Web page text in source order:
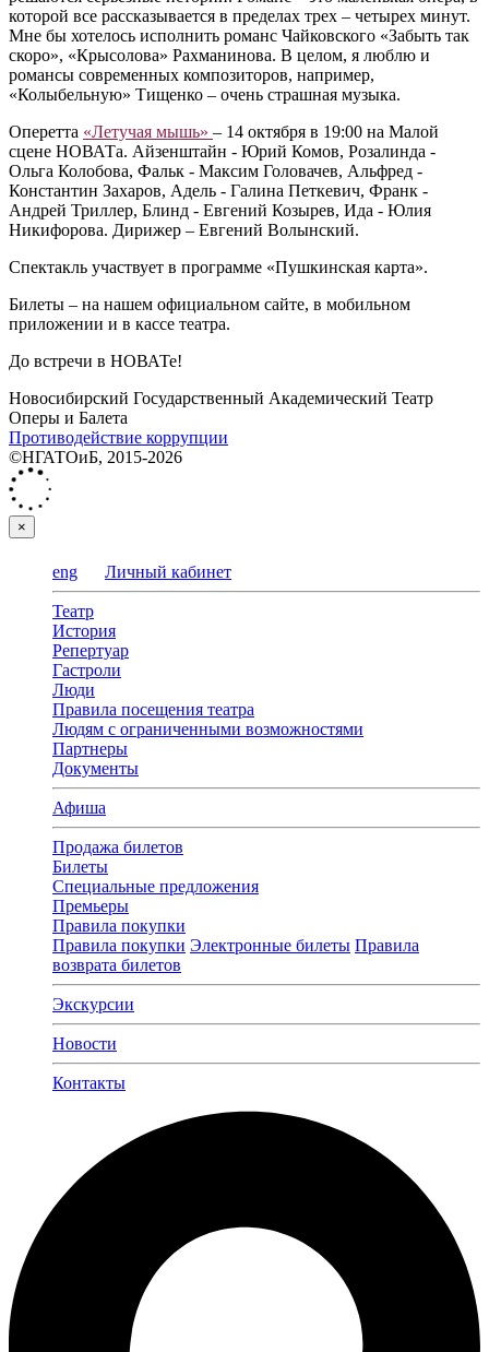
которой все рассказывается в пределах трех – четырех минут.
Мне бы хотелось исполнить романс Чайковского «Забыть так
скоро», «Крысолова» Рахманинова. В целом, я люблю и
романсы современных композиторов, например,
«Колыбельную» Тищенко – очень страшная музыка.
Оперетта «Летучая мышь» – 14 октября в 19:00 на Малой
сцене НОВАТа. Айзенштайн - Юрий Комов, Розалинда -
Ольга Колобова, Фальк - Максим Головачев, Альфред -
Константин Захаров, Адель - Галина Петкевич, Франк -
Андрей Триллер, Блинд - Евгений Козырев, Ида - Юлия
Никифорова. Дирижер – Евгений Волынский.
Спектакль участвует в программе «Пушкинская карта».
Билеты – на нашем официальном сайте, в мобильном
приложении и в кассе театра.
До встречи в НОВАТе!
Новосибирский Государственный Академический Театр
Оперы и Балета
Противодействие коррупции
©НГАТОиБ, 2015-2026
×
eng Личный кабинет
Театр
История
Репертуар
Гастроли
Люди
Правила посещения театра
Людям с ограниченными возможностями
Партнеры
Документы
Афиша
Продажа билетов
Билеты
Специальные предложения
Премьеры
Правила покупки
Правила покупки Электронные билеты Правила
возврата билетов
Экскурсии
Новости
Контакты